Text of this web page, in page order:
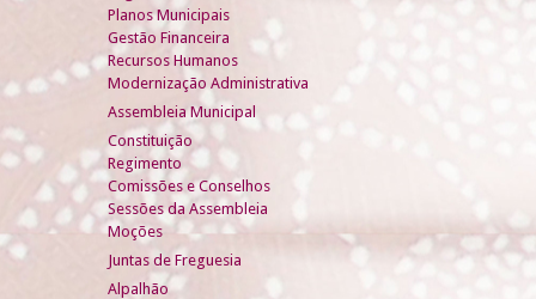
Planos Municipais
Gestão Financeira
Recursos Humanos
Modernização Administrativa
Assembleia Municipal
Constituição
Regimento
Comissões e Conselhos
Sessões da Assembleia
Moções
Juntas de Freguesia
Alpalhão